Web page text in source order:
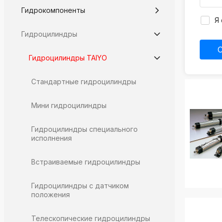
k
k
ksldkfjsdlfkjsls;ldfkgjsdl;kfkфыва
Гидрокомпоненты
Гидроцилиндры
Гидроцилиндры TAIYO
Стандартные гидроцилиндры
Мини гидроцилиндры
Гидроцилиндры специального
исполнения
Встраиваемые гидроцилиндры
Гидроцилиндры с датчиком
положения
Телескопические гидроцилиндры
Я